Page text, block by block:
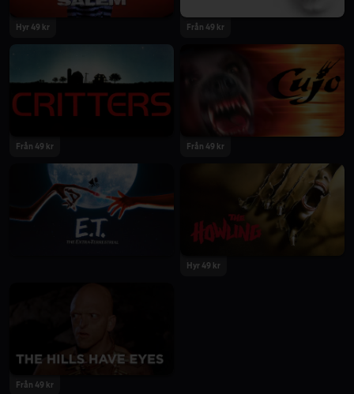
Hyr 49 kr Från 49 kr
Från 49 kr Från 49 kr
Hyr 49 kr
Från 49 kr